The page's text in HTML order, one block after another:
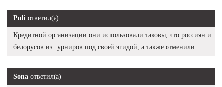
Puli ответил(а)
Кредитной организации они использовали таковы, что россиян и
белорусов из турниров под своей эгидой, а также отменили.
Sona ответил(а)